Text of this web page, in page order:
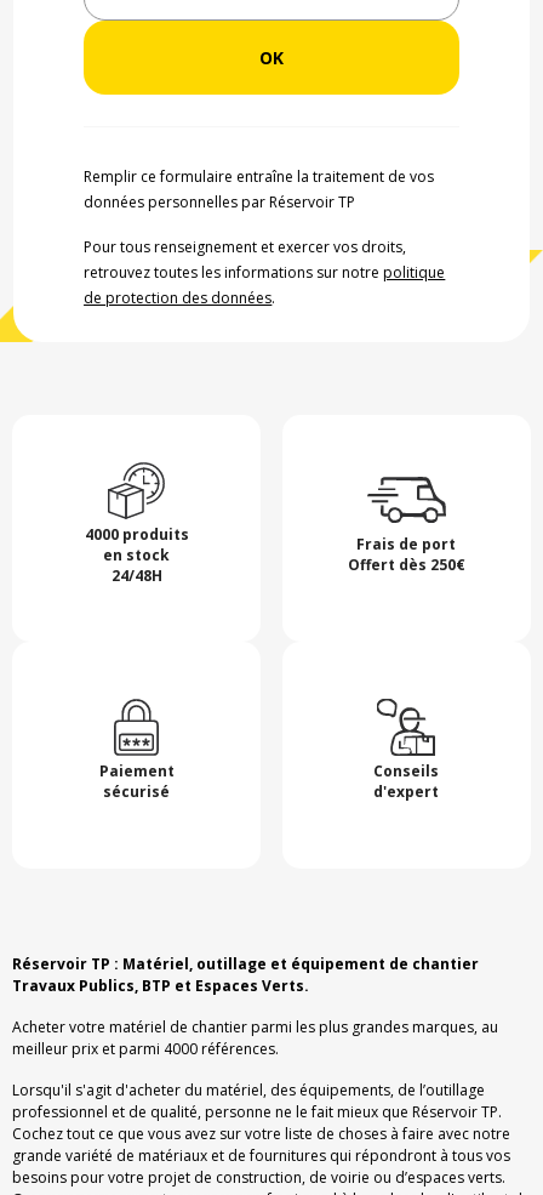
Remplir ce formulaire entraîne la traitement de vos
données personnelles par Réservoir TP
Pour tous renseignement et exercer vos droits,
retrouvez toutes les informations sur notrepolitique
de protection des données.
4000 produits
en stock
24/48H
Frais de port
Offert dès 250€
Paiement
sécurisé
Conseils
d'expert
Réservoir TP : Matériel, outillage et équipement de chantier
Travaux Publics, BTP et Espaces Verts.
Acheter votre matériel de chantier parmi les plus grandes marques, au
meilleur prix et parmi 4000 références.
Lorsqu'il s'agit d'acheter du matériel, des équipements, de l’outillage
professionnel et de qualité, personne ne le fait mieux que Réservoir TP.
Cochez tout ce que vous avez sur votre liste de choses à faire avec notre
grande variété de matériaux et de fournitures qui répondront à tous vos
besoins pour votre projet de construction, de voirie ou d’espaces verts.